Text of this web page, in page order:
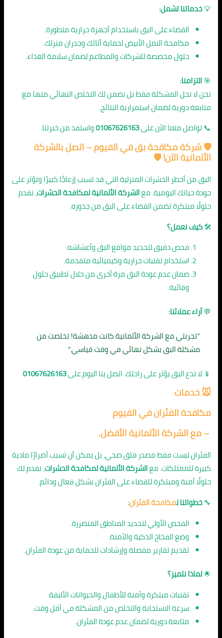
💡خدماتنا تشمل:
القضاء على البق باستخدام أجهزة حرارية متطورة.
مكافحة النمل الأبيض لحماية أثاثك وجدران منزلك.
حلول مخصصة للشركات والمطاعم لضمان سلامة الغذاء.
🎯التزامنا:
نحن لا نحل المشكلة فقط بل نضمن لك التخلص النهائي منها مع
متابعة دورية لضمان استمرارية النتائج.
📞 تواصل معنا الآن على01067626163واستفد من خبرتنا.
🛡️شركة مكافحة بق في الفيوم– اتصل بالشركة
الألمانية الآن! 🛡️
البق من أخطر الحشرات المنزلية التي قد تسبب إزعاجًا كبيرًا وتؤثر على
جودة حياتك اليومية. معالشركة الألمانية لمكافحة الحشرات، نقدم
حلولًا مبتكرة تضمن القضاء على البق من جذوره.
🛠️كيف نعمل؟
فحص دقيق لتحديد مواقع البق وأعشاشه.
استخدام تقنيات حرارية وكيميائية متقدمة.
ضمان عدم عودة البق مرة أخرى من خلال تطبيق حلول
وقائية.
💬آراء عملائنا:
“تجربتي مع الشركة الألمانية كانت مدهشة! تخلصت من
مشكلة البق بشكل نهائي في وقت قياسي.”
📱 لا تدع البق يؤثر على راحتك. اتصل بنا اليوم على01067626163
.
🐭 خدمات
مكافحة الفئران في الفيوم
– مع الشركة الألمانية الأفضل.
الفئران ليست فقط مصدر قلق صحي، بل يمكن أن تسبب أضرارًا مادية
كبيرة للممتلكات. معالشركة الألمانية لمكافحة الحشرات، نقدم لك
حلولًا آمنة ومبتكرة للقضاء على الفئران بشكل فعال ودائم.
🔧خطواتنا لمكافحة الفئران:
الفحص الأولي لتحديد المناطق المتضررة.
وضع الفخاخ الذكية والآمنة.
تقديم تقارير مفصلة وإرشادات للحماية من عودة الفئران.
🌟لماذا نتميز؟
تقنيات مبتكرة وآمنة للأطفال والحيوانات الأليفة.
سرعة الاستجابة والتخلص من المشكلة في أقل وقت.
متابعة دورية لضمان عدم عودة الفئران.